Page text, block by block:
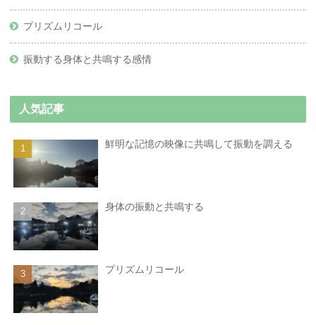
プリズムリコール
振動する身体と共鳴する感情
人気記事
鮮明な記憶の映像に共鳴して振動を調える
身体の振動と共鳴する
プリズムリコール